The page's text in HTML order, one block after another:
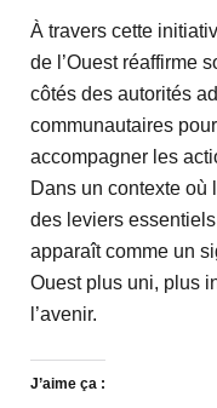
À travers cette
de l’Ouest réaffirme
côtés des autorités
communautaires
accompagner les
Dans un contexte où
des leviers
apparaît comme un
Ouest plus uni, plus
l’avenir.
J’aime ça :